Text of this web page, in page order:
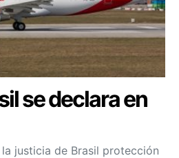
se declara en
justicia de Brasil protección